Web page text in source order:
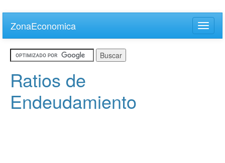
main
content
ZonaEconomica
Toggle
Ratios de
Endeudamiento